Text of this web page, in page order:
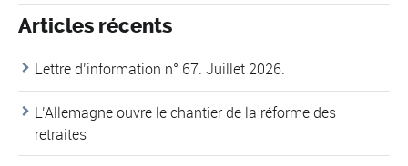
Articles récents
Lettre d’information n° 67. Juillet 2026.
L’Allemagne ouvre le chantier de la réforme des
retraites